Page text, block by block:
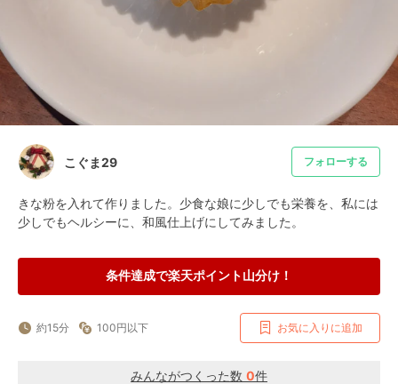
こぐま29 フォローする
きな粉を入れて作りました。少食な娘に少しでも栄養を、私には
少しでもヘルシーに、和風仕上げにしてみました。
条件達成で楽天ポイント山分け！
約15分 100円以下 お気に入りに追加
みんながつくった数 0件